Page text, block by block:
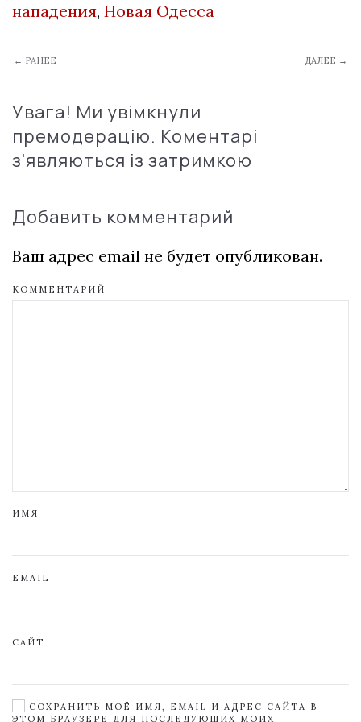
нападения, Новая Одесса
← РАНЕЕ ДАЛЕЕ →
Увага! Ми увімкнули
премодерацію. Коментарі
з'являються із затримкою
Добавить комментарий
Ваш адрес email не будет опубликован.
КОММЕНТАРИЙ
ИМЯ
EMAIL
САЙТ
СОХРАНИТЬ МОЁ ИМЯ, EMAIL И АДРЕС САЙТА В
ЭТОМ БРАУЗЕРЕ ДЛЯ ПОСЛЕДУЮЩИХ МОИХ